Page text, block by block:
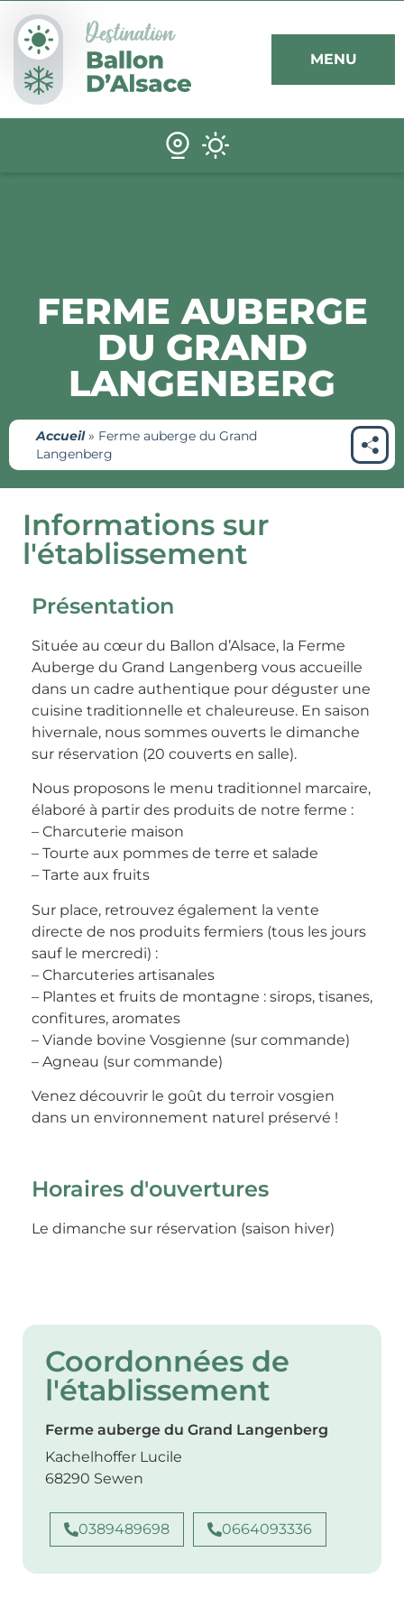
MENU
FERME AUBERGE
DU GRAND
LANGENBERG
Accueil» Ferme auberge du Grand
Langenberg
Informations sur
l'établissement
Présentation
Située au cœur du Ballon d’Alsace, la Ferme
Auberge du Grand Langenberg vous accueille
dans un cadre authentique pour déguster une
cuisine traditionnelle et chaleureuse. En saison
hivernale, nous sommes ouverts le dimanche
sur réservation (20 couverts en salle).
Nous proposons le menu traditionnel marcaire,
élaboré à partir des produits de notre ferme :
– Charcuterie maison
– Tourte aux pommes de terre et salade
– Tarte aux fruits
Sur place, retrouvez également la vente
directe de nos produits fermiers (tous les jours
sauf le mercredi) :
– Charcuteries artisanales
– Plantes et fruits de montagne : sirops, tisanes,
confitures, aromates
– Viande bovine Vosgienne (sur commande)
– Agneau (sur commande)
Venez découvrir le goût du terroir vosgien
dans un environnement naturel préservé !
Horaires d'ouvertures
Le dimanche sur réservation (saison hiver)
Coordonnées de
l'établissement
Ferme auberge du Grand Langenberg
Kachelhoffer Lucile
68290 Sewen
0389489698 0664093336
Panneau de gestion des cookies